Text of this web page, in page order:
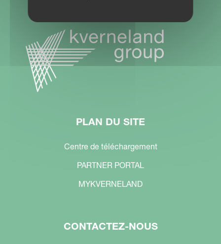
PLAN DU SITE
Centre de téléchargement
PARTNER PORTAL
MYKVERNELAND
CONTACTEZ-NOUS